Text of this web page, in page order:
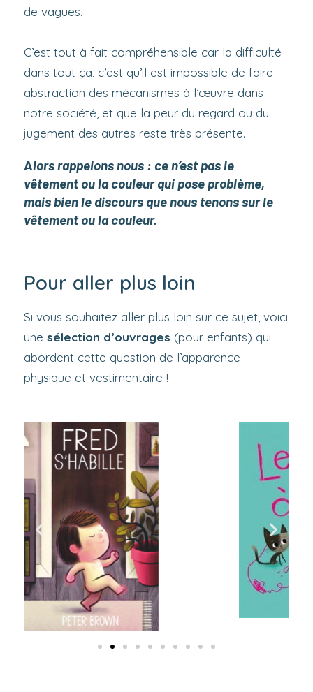
de vagues.
C’est tout à fait compréhensible car la difficulté
dans tout ça, c’est qu’il est impossible de faire
abstraction des mécanismes à l’œuvre dans
notre société, et que la peur du regard ou du
jugement des autres reste très présente.
Alors rappelons nous : ce n’est pas le
vêtement ou la couleur qui pose problème,
mais bien le discours que nous tenons sur le
vêtement ou la couleur.
Pour aller plus loin
Si vous souhaitez aller plus loin sur ce sujet, voici
une sélection d’ouvrages (pour enfants) qui
abordent cette question de l’apparence
physique et vestimentaire !